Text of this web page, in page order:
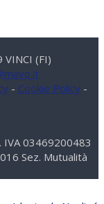
VINCI (FI)
- Cookie Policy -
IVA 03469200483
Sez. Mutualità